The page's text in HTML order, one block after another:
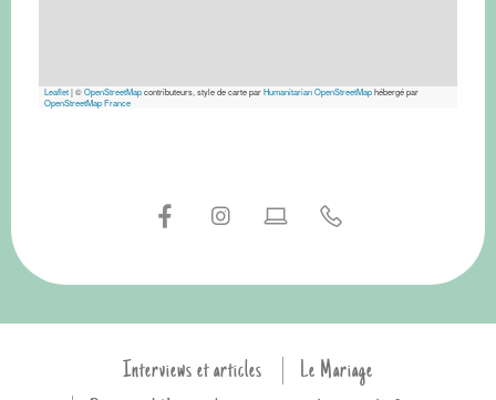
Leaflet|©OpenStreetMapcontributeurs, style de carte parHumanitarian OpenStreetMaphébergé par
OpenStreetMap France
Interviews et articles
Le Mariage